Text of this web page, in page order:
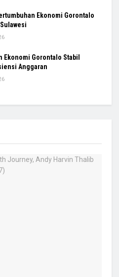
Ekonomi Gorontalo
Ekonomi Gorontalo Stabil
Anggaran